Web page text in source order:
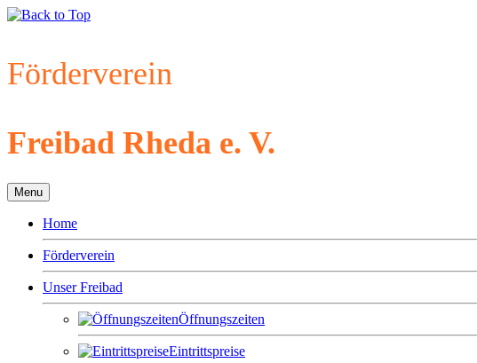
Förderverein
Freibad Rheda e. V.
Menu
Home
Förderverein
Unser Freibad
Öffnungszeiten
Eintrittspreise